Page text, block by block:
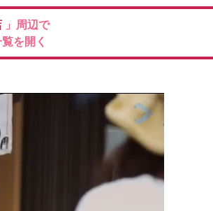
」周辺で
を開く